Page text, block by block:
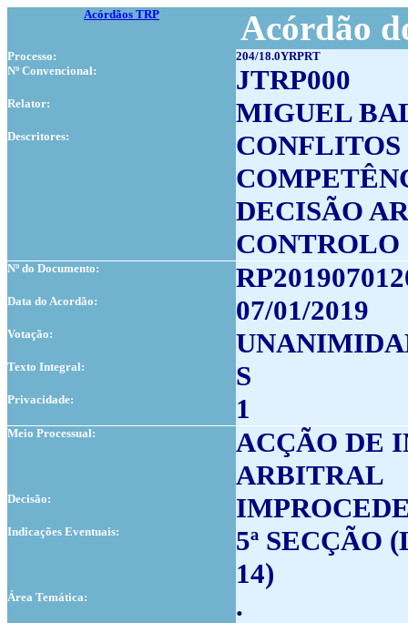
Acórdãos TRP Acórdão
Processo:
204/18.0YRPRT
Nº Convencional:
JTRP000
Relator: MIGUEL
Descritores:
CONFLITOS
DECISÃO
Nº do Documento:
Data do Acordão: 07/01/2019
Votação:
Texto Integral: S
Privacidade: 1
Meio Processual:
ACÇÃO DE
ARBITRAL
Decisão:
Indicações Eventuais:
5ª SECÇÃO
14)
Área Temática: .